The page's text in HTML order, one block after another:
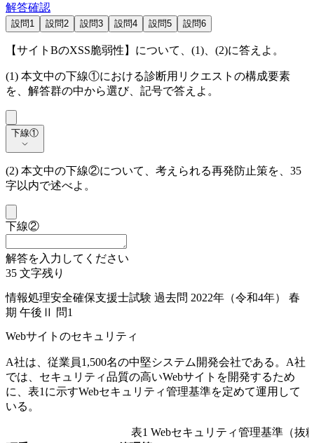
解答確認
設問1 設問2 設問3 設問4 設問5 設問6
【サイトBのXSS脆弱性】について、(1)、(2)に答えよ。
(1) 本文中の下線①における診断用リクエストの構成要素
を、解答群の中から選び、記号で答えよ。
下線①
下線①
(2) 本文中の下線②について、考えられる再発防止策を、35
字以内で述べよ。
下線②
解答を入力してください
35 文字残り
情報処理安全確保支援士試験 過去問 2022年（令和4年） 春
期 午後Ⅱ 問1
Webサイトのセキュリティ
A社は、従業員1,500名の中堅システム開発会社である。A社
では、セキュリティ品質の高いWebサイトを開発するため
に、表1に示すWebセキュリティ管理基準を定めて運用して
いる。
表1 Webセキュリティ管理基準（抜